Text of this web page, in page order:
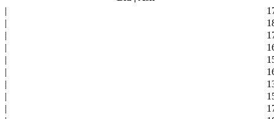
|
|
|
|
|
|
|
|
|